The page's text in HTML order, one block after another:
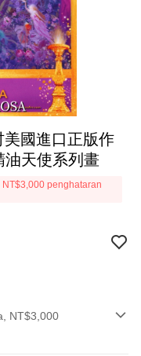
國進口正版作
油天使系列畫
penghataran
NT$3,000